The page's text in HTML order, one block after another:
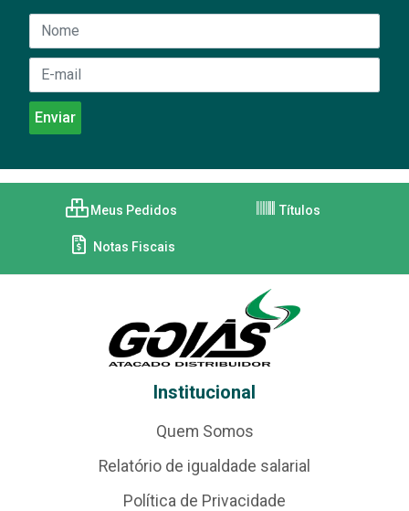
Meus Pedidos Títulos
Notas Fiscais
Institucional
Quem Somos
Relatório de igualdade salarial
Política de Privacidade